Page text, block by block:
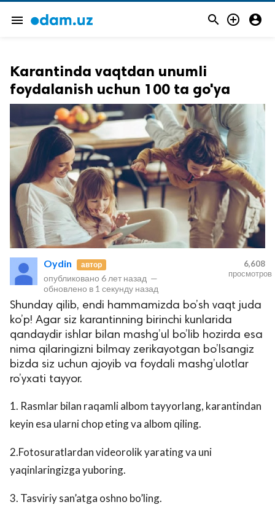
menu   
защищены.
Karantinda vaqtdan unumli
foydalanish uchun 100 ta go'ya
Oydin автор
опубликовано 6 лет назад —
обновлено в 1 секунду назад
6,608
просмотров
Shunday qilib, endi hammamizda bo’sh vaqt juda
ko’p! Agar siz karantinning birinchi kunlarida
qandaydir ishlar bilan mashg’ul bo’lib hozirda esa
nima qilaringizni bilmay zerikayotgan bo’lsangiz
bizda siz uchun ajoyib va foydali mashg’ulotlar
ro’yxati tayyor.
1. Rasmlar bilan raqamli albom tayyorlang, karantindan
keyin esa ularni chop eting va albom qiling.
2.Fotosuratlardan videorolik yarating va uni
yaqinlaringizga yuboring.
3. Tasviriy san’atga oshno bo’ling.